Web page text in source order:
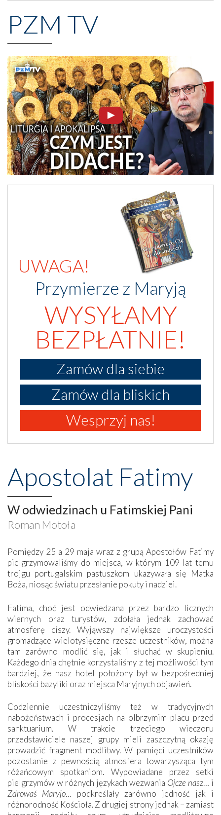
PZM TV
UWAGA!
Przymierze z Maryją
WYSYŁAMY
BEZPŁATNIE!
Zamów dla siebie
Zamów dla bliskich
Wesprzyj nas!
Apostolat Fatimy
W odwiedzinach u Fatimskiej Pani
Roman Motoła
Pomiędzy 25 a 29 maja wraz z grupą Apostołów Fatimy
pielgrzymowaliśmy do miejsca, w którym 109 lat temu
trojgu portugalskim pastuszkom ukazywała się Matka
Boża, niosąc światu przesłanie pokuty i nadziei.
Fatima, choć jest odwiedzana przez bardzo licznych
wiernych oraz turystów, zdołała jednak zachować
atmosferę ciszy. Wyjąwszy największe uroczystości
gromadzące wielotysięczne rzesze uczestników, można
tam zarówno modlić się, jak i słuchać w skupieniu.
Każdego dnia chętnie korzystaliśmy z tej możliwości tym
bardziej, że nasz hotel położony był w bezpośredniej
bliskości bazyliki oraz miejsca Maryjnych objawień.
Codziennie uczestniczyliśmy też w tradycyjnych
nabożeństwach i procesjach na olbrzymim placu przed
sanktuarium. W trakcie trzeciego wieczoru
przedstawiciele naszej grupy mieli zaszczytną okazję
prowadzić fragment modlitwy. W pamięci uczestników
pozostanie z pewnością atmosfera towarzysząca tym
różańcowym spotkaniom. Wypowiadane przez setki
pielgrzymów w różnych językach wezwania Ojcze nasz… i
Zdrowaś Maryjo… podkreślały zarówno jedność jak i
różnorodność Kościoła. Z drugiej strony jednak – zamiast